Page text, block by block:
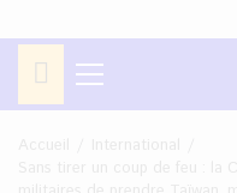
Menu
principal